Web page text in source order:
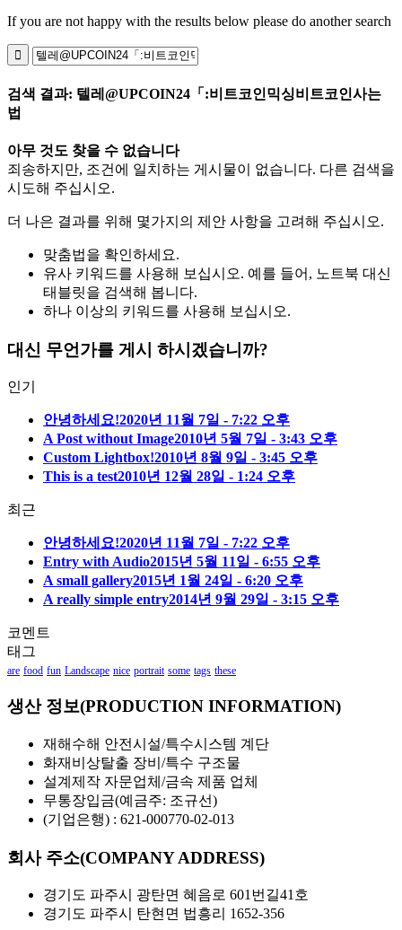
If you are not happy with the results below please do another search
검색 결과: 텔레@UPCOIN24「:비트코인믹싱비트코인사는
법
아무 것도 찾을 수 없습니다
죄송하지만, 조건에 일치하는 게시물이 없습니다. 다른 검색을
시도해 주십시오.
더 나은 결과를 위해 몇가지의 제안 사항을 고려해 주십시오.
맞춤법을 확인하세요.
유사 키워드를 사용해 보십시오. 예를 들어, 노트북 대신
태블릿을 검색해 봅니다.
하나 이상의 키워드를 사용해 보십시오.
대신 무언가를 게시 하시겠습니까?
인기
안녕하세요!2020년 11월 7일 - 7:22 오후
A Post without Image2010년 5월 7일 - 3:43 오후
Custom Lightbox!2010년 8월 9일 - 3:45 오후
This is a test2010년 12월 28일 - 1:24 오후
최근
안녕하세요!2020년 11월 7일 - 7:22 오후
Entry with Audio2015년 5월 11일 - 6:55 오후
A small gallery2015년 1월 24일 - 6:20 오후
A really simple entry2014년 9월 29일 - 3:15 오후
코멘트
태그
are food fun Landscape nice portrait some tags these
생산 정보(PRODUCTION INFORMATION)
재해수해 안전시설/특수시스템 계단
화재비상탈출 장비/특수 구조물
설계제작 자문업체/금속 제품 업체
무통장입금(예금주: 조규선)
(기업은행) : 621-000770-02-013
회사 주소(COMPANY ADDRESS)
경기도 파주시 광탄면 혜음로 601번길41호
경기도 파주시 탄현면 법흥리 1652-356